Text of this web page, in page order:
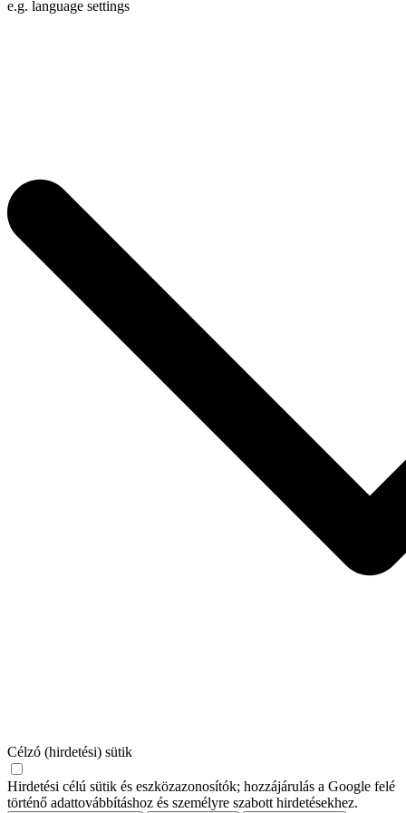
e.g. language settings
Célzó (hirdetési) sütik
Hirdetési célú sütik és eszközazonosítók; hozzájárulás a Google felé
történő adattovábbításhoz és személyre szabott hirdetésekhez.